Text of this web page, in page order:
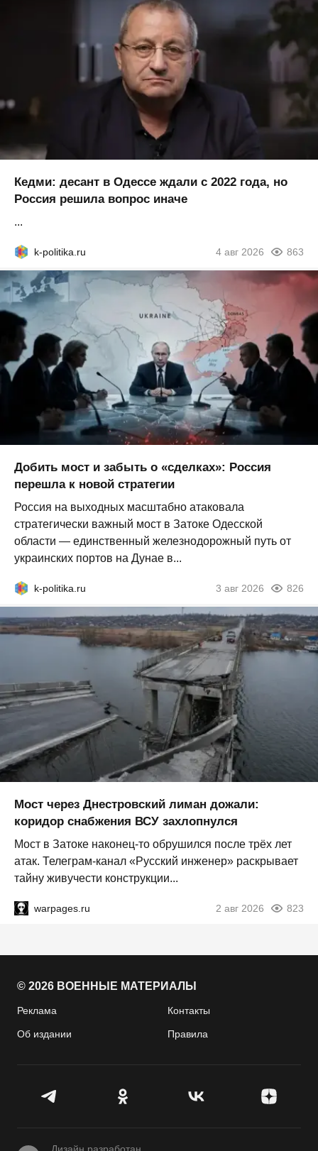
Кедми: десант в Одессе ждали с 2022 года, но
Россия решила вопрос иначе
...
k-politika.ru 4 авг 2026 863
Добить мост и забыть о «сделках»: Россия
перешла к новой стратегии
Россия на выходных масштабно атаковала
стратегически важный мост в Затоке Одесской
области — единственный железнодорожный путь от
украинских портов на Дунае в...
k-politika.ru 3 авг 2026 826
Мост через Днестровский лиман дожали:
коридор снабжения ВСУ захлопнулся
Мост в Затоке наконец-то обрушился после трёх лет
атак. Телеграм-канал «Русский инженер» раскрывает
тайну живучести конструкции...
warpages.ru 2 авг 2026 823
© 2026 ВОЕННЫЕ МАТЕРИАЛЫ
Реклама Контакты
Об издании Правила